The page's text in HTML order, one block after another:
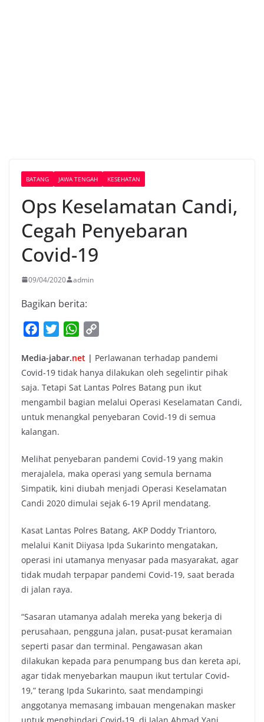
BATANG JAWA TENGAH KESEHATAN
Ops Keselamatan Candi,
Cegah Penyebaran
Covid-19
09/04/2020 admin
Bagikan berita:
c
e
b
o
o
k
i
t
t
e
r
W
a
t
s
A
p
p
y
L
i
n
Media-jabar.net | Perlawanan terhadap pandemi
Covid-19 tidak hanya dilakukan oleh segelintir pihak
saja. Tetapi Sat Lantas Polres Batang pun ikut
mengambil bagian melalui Operasi Keselamatan Candi,
untuk menangkal penyebaran Covid-19 di semua
kalangan.
Melihat penyebaran pandemi Covid-19 yang makin
merajalela, maka operasi yang semula bernama
Simpatik, kini diubah menjadi Operasi Keselamatan
Candi 2020 dimulai sejak 6-19 April mendatang.
Kasat Lantas Polres Batang, AKP Doddy Triantoro,
melalui Kanit Diiyasa Ipda Sukarinto mengatakan,
operasi ini utamanya menyasar pada masyarakat, agar
tidak mudah terpapar pandemi Covid-19, saat berada
di jalan raya.
“Sasaran utamanya adalah mereka yang bekerja di
perusahaan, pengguna jalan, pusat-pusat keramaian
seperti pasar dan terminal. Pengawasan akan
dilakukan kepada para penumpang bus dan kereta api,
agar tidak menyebarkan maupun ikut tertular Covid-
19,” terang Ipda Sukarinto, saat mendampingi
anggotanya memasang imbauan mengenakan masker